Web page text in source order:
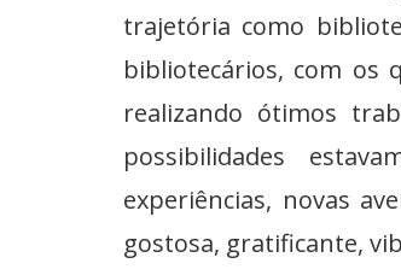
trajetória como
bibliotecários, com os
realizando ótimos
possibilidades
experiências, novas
gostosa, gratificante,